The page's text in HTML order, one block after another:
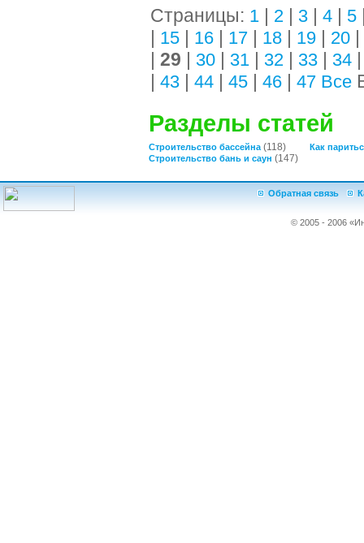
Страницы: 1 | 2 | 3 | 4 | 5
| 15 | 16 | 17 | 18 | 19 | 20 |
| 29 | 30 | 31 | 32 | 33 | 34
| 43 | 44 | 45 | 46 | 47 Все
Разделы статей
Строительство бассейна(118)
Как
Строительство бань и саун (147)
Обратная связь
© 2005 - 2006